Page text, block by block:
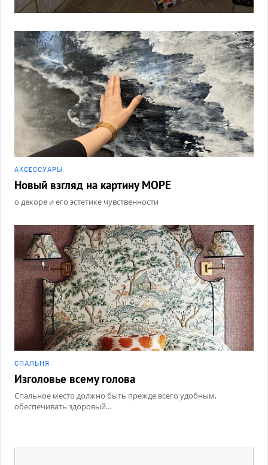
АКCЕССУАРЫ
Новый взгляд на картину МОРЕ
о декоре и его эстетике чувственности
СПАЛЬНЯ
Изголовье всему голова
Спальное место должно быть прежде всего удобным,
обеспечивать здоровый...